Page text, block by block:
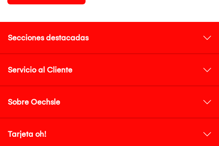
Secciones destacadas
Servicio al Cliente
Sobre Oechsle
Tarjeta oh!